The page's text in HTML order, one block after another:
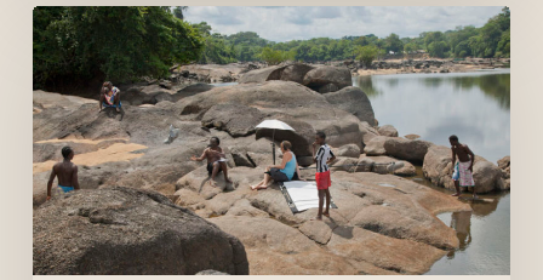
Who
speaks?
(Master
Symposium,
HEAD/ECAL/EDEHEA,
2020)